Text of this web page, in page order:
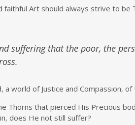
faithful Art should always strive to be
suffering that the poor, the
world of Justice and Compassion, of
Thorns that pierced His Precious
does He not still suffer?